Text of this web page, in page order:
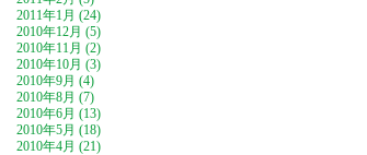
2011年1月 (24)
2010年12月 (5)
2010年11月 (2)
2010年10月 (3)
2010年9月 (4)
2010年8月 (7)
2010年6月 (13)
2010年5月 (18)
2010年4月 (21)